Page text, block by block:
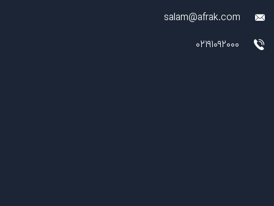
salam@afrak.com
02191092000